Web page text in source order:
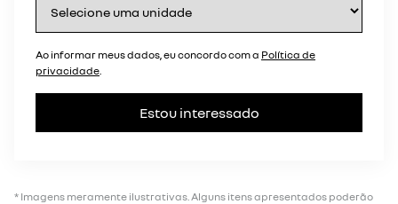
* Imagens meramente ilustrativas. Alguns itens apresentados poderão
Ao informar meus dados, eu concordo com a Política de
privacidade.
Estou interessado